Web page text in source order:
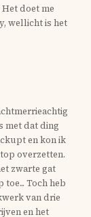
doet me
wellicht is het
met dat ding
en kon ik
overzetten.
zwarte gat
Toch heb
van drie
en het